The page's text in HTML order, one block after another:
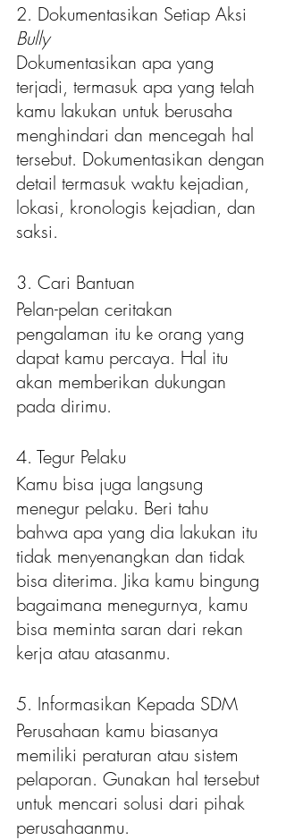
2. Dokumentasikan Setiap Aksi
Bully
Dokumentasikan apa yang
terjadi, termasuk apa yang telah
kamu lakukan untuk berusaha
menghindari dan mencegah hal
tersebut. Dokumentasikan dengan
detail termasuk waktu kejadian,
lokasi, kronologis kejadian, dan
saksi.
3. Cari Bantuan
Pelan-pelan ceritakan
pengalaman itu ke orang yang
dapat kamu percaya. Hal itu
akan memberikan dukungan
pada dirimu.
4. Tegur Pelaku
Kamu bisa juga langsung
menegur pelaku. Beri tahu
bahwa apa yang dia lakukan itu
tidak menyenangkan dan tidak
bisa diterima. Jika kamu bingung
bagaimana menegurnya, kamu
bisa meminta saran dari rekan
kerja atau atasanmu.
5. Informasikan Kepada SDM
Perusahaan kamu biasanya
memiliki peraturan atau sistem
pelaporan. Gunakan hal tersebut
untuk mencari solusi dari pihak
perusahaanmu.